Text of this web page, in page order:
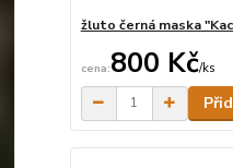
žluto černá maska
800 Kč/ks